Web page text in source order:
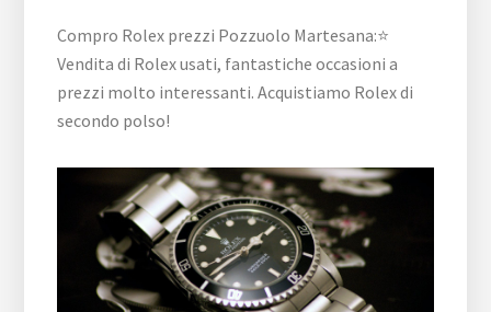
Compro Rolex prezzi Pozzuolo Martesana:⭐
Vendita di Rolex usati, fantastiche occasioni a
prezzi molto interessanti. Acquistiamo Rolex di
secondo polso!